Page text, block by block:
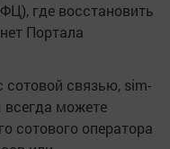
где восстановить
Портала
сотовой связью, sim-
можете
сотового оператора